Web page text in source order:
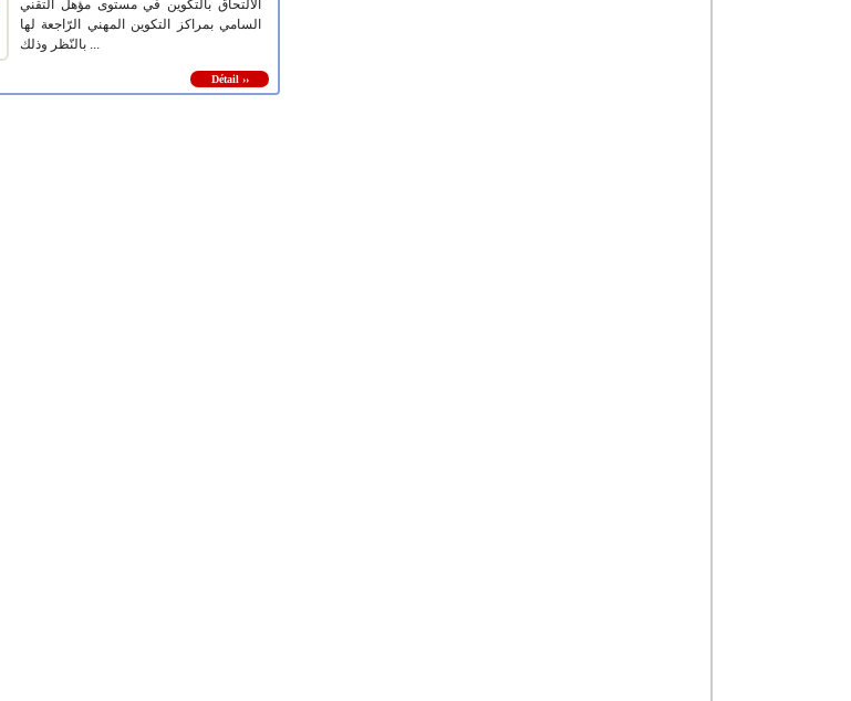
الالتحاق بالتكوين في مستوى مؤهل التقني
السامي بمراكز التكوين المهني الرّاجعة لها
بالنّظر وذلك ...
Détail ››